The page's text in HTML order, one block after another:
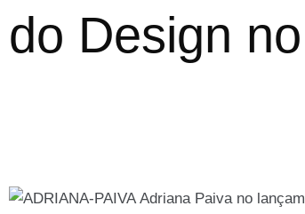
do Design
Adriana Paiva no